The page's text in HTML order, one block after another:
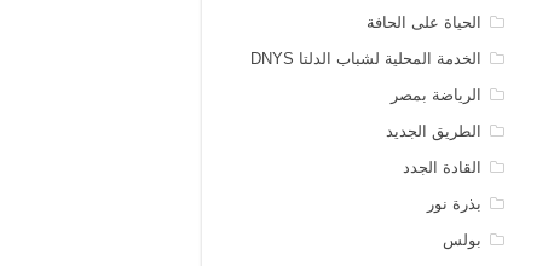
الحياة على الحافة
الخدمة المحلية لشباب الدلتا DNYS
الرياضة بمصر
الطريق الجديد
القادة الجدد
بذرة نور
بولس